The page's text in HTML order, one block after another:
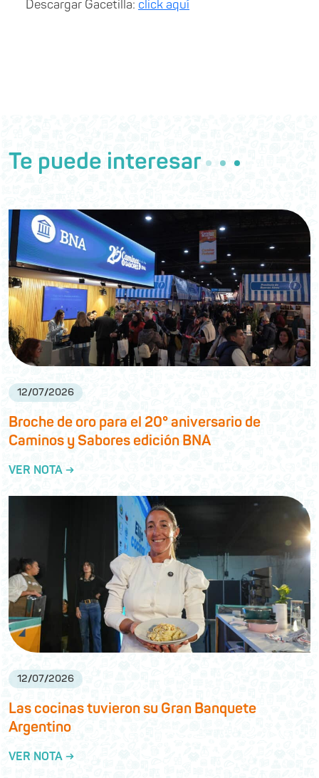
Descargar Gacetilla: click aquí
Te puede interesar
12/07/2026
Broche de oro para el 20° aniversario de
Caminos y Sabores edición BNA
VER NOTA →
12/07/2026
Las cocinas tuvieron su Gran Banquete
Argentino
VER NOTA →